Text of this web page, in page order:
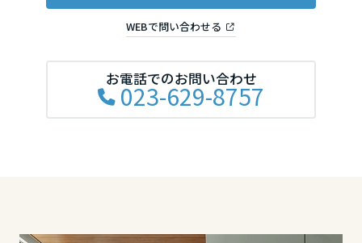
WEBで問い合わせる
お電話でのお問い合わせ
023-629-8757
愛知県
三重県